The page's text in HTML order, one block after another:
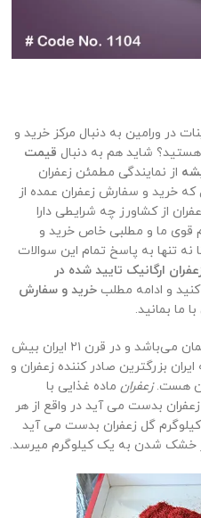
در ورامین به دنبال مرکز خرید و
شاید هم به دنبال قیمت
از نمایندگی مطمئن زعفران
خرید و سفارش زعفران عمده از
از کشاورز چه شرایطی دارا
قوی ما و مطلبی خاص خرید و
تنها به پاسخ تمام این سوالات
ارگانیک تایید شده در
کنید و ادامه مطلب خرید و سفارش
ما بمانید.
ریشه تاریخی این گیاه ارزشمند ایرانمان می‌باشد و در قرن ۲۱ ایران بیش
ایران بزرگترین صادر کننده زعفران و
هست.زعفران ماده غذایی با
بدست می آید در واقع از هر
100 تا 200 هزار گیاه زعفران، حدود 5 کیلوگرم گل زعفران بدست می آید